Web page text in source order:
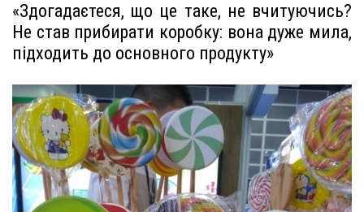
«Здогадаєтеся, що це таке, не вчитуючись?
Не став прибирати коробку: вона дуже мила,
підходить до основного продукту»